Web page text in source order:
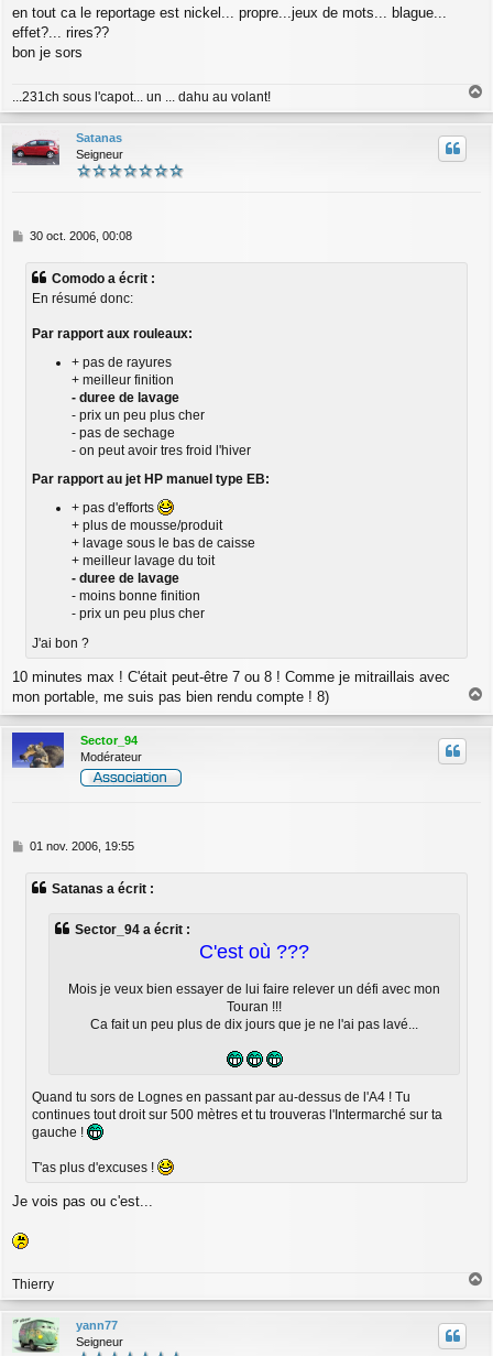
g
e
en tout ca le reportage est nickel... propre...jeux de mots... blague...
effet?... rires??
bon je sors
...231ch sous l'capot... un ... dahu au volant!
a
u
Satanas
Seigneur
M
s
30 oct. 2006, 00:08
Comodo a écrit :
En résumé donc:
Par rapport aux rouleaux:
+ pas de rayures
+ meilleur finition
- duree de lavage
- prix un peu plus cher
- pas de sechage
- on peut avoir tres froid l'hiver
Par rapport au jet HP manuel type EB:
+ pas d'efforts
+ plus de mousse/produit
+ lavage sous le bas de caisse
+ meilleur lavage du toit
- duree de lavage
- moins bonne finition
- prix un peu plus cher
J'ai bon ?
10 minutes max ! C'était peut-être 7 ou 8 ! Comme je mitraillais avec
mon portable, me suis pas bien rendu compte ! 8)
u
Sector_94
Modérateur
M
01 nov. 2006, 19:55
Satanas a écrit :
Sector_94 a écrit :
C'est où ???
Mois je veux bien essayer de lui faire relever un défi avec mon
Touran !!!
Ca fait un peu plus de dix jours que je ne l'ai pas lavé...
Quand tu sors de Lognes en passant par au-dessus de l'A4 ! Tu
continues tout droit sur 500 mètres et tu trouveras l'Intermarché sur ta
gauche !
T'as plus d'excuses !
Je vois pas ou c'est...
Thierry
a
u
yann77
Seigneur